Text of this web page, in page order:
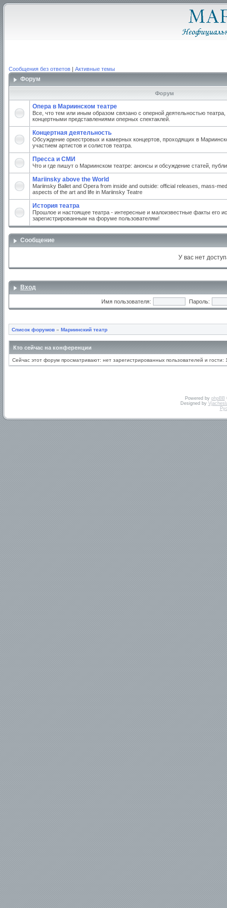
Сообщения без ответов | Активные темы
Форум
Форум
Опера в Мариинском театре
Все, что тем или иным образом связано с оперной деятельностью
концертными представлениями оперных спектаклей.
Концертная деятельность
Обсуждение оркестровых и камерных концертов, проходящих в
участием артистов и солистов театра.
Пресса и СМИ
Что и где пишут о Мариинском театре: анонсы и обсуждение статей,
Mariinsky above the World
Mariinsky Ballet and Opera from inside and outside: official releases, mass-
aspects of the art and life in Mariinsky Teatre
История театра
Прошлое и настоящее театра - интересные и малоизвестные факты его
зарегистрированным на форуме пользователям!
Сообщение
У вас нет
Вход
Имя пользователя: Пароль:
Список форумов » Мариинский театр
Кто сейчас на конференции
Сейчас этот форум просматривают: нет зарегистрированных пользователей и гости:
Powered by phpBB
Designed by